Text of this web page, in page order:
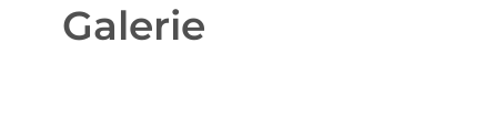
Galerie